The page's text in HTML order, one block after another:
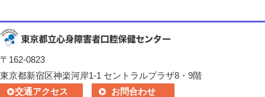
〒162-0823
東京都新宿区神楽河岸1-1 セントラルプラザ8・9階
交通アクセス
お問合わせ